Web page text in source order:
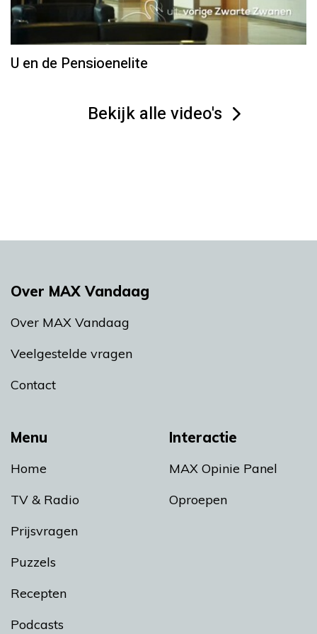
U en de Pensioenelite
Bekijk alle video's
Menu
Home
TV & Radio
Prijsvragen
Puzzels
Recepten
Podcasts
Interactie
MAX Opinie Panel
Oproepen
Over MAX Vandaag
Over MAX Vandaag
Veelgestelde vragen
Contact